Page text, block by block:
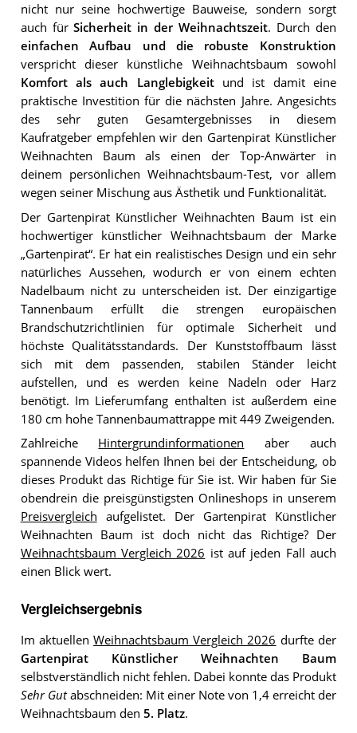
nicht nur seine hochwertige Bauweise, sondern sorgt
auch fürSicherheit in der Weihnachtszeit. Durch den
einfachen Aufbau und die robuste Konstruktion
verspricht dieser künstliche Weihnachtsbaum sowohl
Komfort als auch Langlebigkeitund ist damit eine
praktische Investition für die nächsten Jahre. Angesichts
des sehr guten Gesamtergebnisses in diesem
Kaufratgeber empfehlen wir den Gartenpirat Künstlicher
Weihnachten Baum als einen der Top-Anwärter in
deinem persönlichen Weihnachtsbaum-Test, vor allem
wegen seiner Mischung aus Ästhetik und Funktionalität.
Der Gartenpirat Künstlicher Weihnachten Baum ist ein
hochwertiger künstlicher Weihnachtsbaum der Marke
„Gartenpirat“. Er hat ein realistisches Design und ein sehr
natürliches Aussehen, wodurch er von einem echten
Nadelbaum nicht zu unterscheiden ist. Der einzigartige
Tannenbaum erfüllt die strengen europäischen
Brandschutzrichtlinien für optimale Sicherheit und
höchste Qualitätsstandards. Der Kunststoffbaum lässt
sich mit dem passenden, stabilen Ständer leicht
aufstellen, und es werden keine Nadeln oder Harz
benötigt. Im Lieferumfang enthalten ist außerdem eine
180 cm hohe Tannenbaumattrappe mit 449 Zweigenden.
Zahlreiche Hintergrundinformationen aber auch
spannende Videos helfen Ihnen bei der Entscheidung, ob
dieses Produkt das Richtige für Sie ist. Wir haben für Sie
obendrein die preisgünstigsten Onlineshops in unserem
Preisvergleich aufgelistet. Der Gartenpirat Künstlicher
Weihnachten Baum ist doch nicht das Richtige? Der
Weihnachtsbaum Vergleich 2026 ist auf jeden Fall auch
einen Blick wert.
Vergleichsergebnis
Im aktuellenWeihnachtsbaum Vergleich 2026 durfte der
Gartenpirat Künstlicher Weihnachten Baum
selbstverständlich nicht fehlen. Dabei konnte das Produkt
Sehr Gutabschneiden: Mit einer Note von 1,4 erreicht der
Weihnachtsbaum den 5. Platz.